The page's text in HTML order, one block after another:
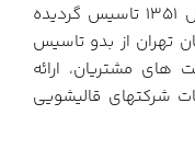
اتحادیه صنف قالیشویان تهران در سال ۱۳۵۱ تاسیس گردیده
تهران از بدو تاسیس
مشتریان، ارائه
شرکتهای قالیشویی